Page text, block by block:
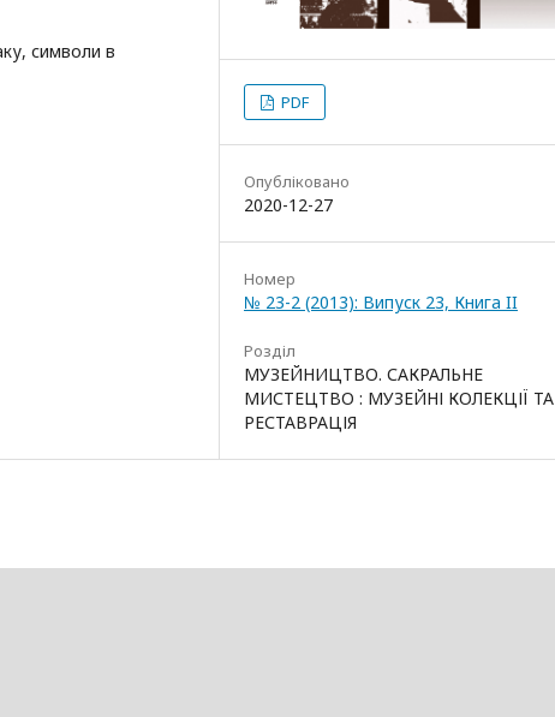
символи в
PDF
Опубліковано
2020-12-27
Номер
№ 23-2 (2013): Випуск 23, Книга II
Розділ
МУЗЕЙНИЦТВО. САКРАЛЬНЕ
МИСТЕЦТВО : МУЗЕЙНІ КОЛЕКЦІЇ ТА
РЕСТАВРАЦІЯ